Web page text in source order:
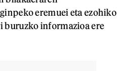
eremuei eta ezohiko
buruzko informazioa ere